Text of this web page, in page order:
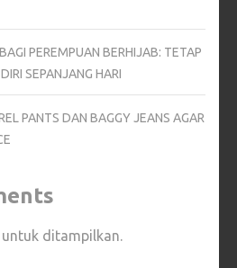
PEREMPUAN BERHIJAB: TETAP
SEPANJANG HARI
PANTS DAN BAGGY JEANS AGAR
ditampilkan.